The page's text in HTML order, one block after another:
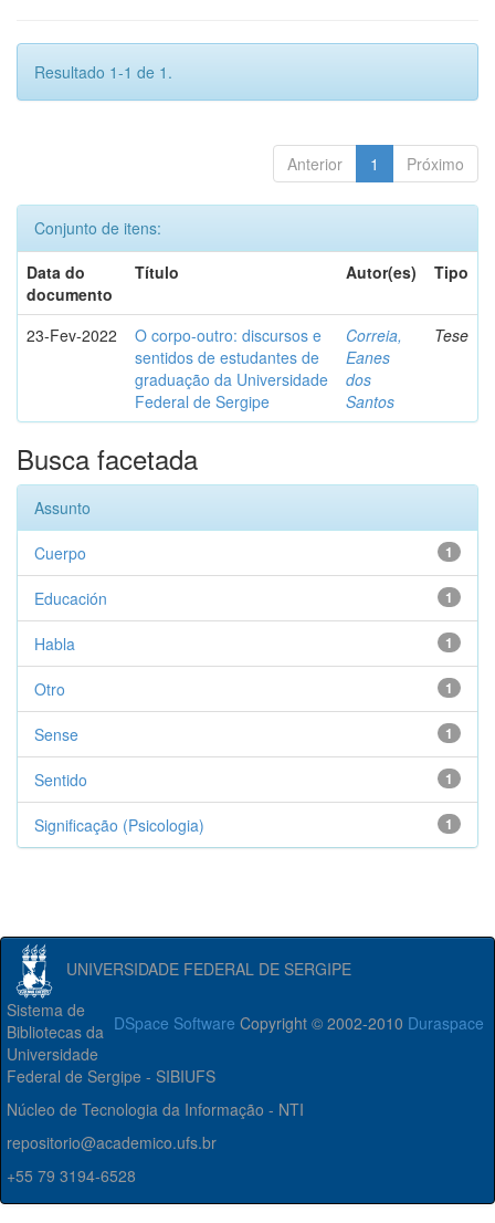
Resultado 1-1 de 1.
Anterior 1 Próximo
Conjunto de itens:
Data do
documento
Título Autor(es) Tipo
23-Fev-2022
O corpo-outro: discursos e
sentidos de estudantes de
graduação da Universidade
Federal de Sergipe
Correia,
Eanes
dos
Santos
Tese
Busca facetada
Assunto
1
Cuerpo
1
Educación
1
Habla
1
Otro
1
Sense
1
Sentido
1
Significação (Psicologia)
UNIVERSIDADE FEDERAL DE SERGIPE
DSpace Software Copyright © 2002-2010 Duraspace
Sistema de
Bibliotecas da
Universidade
Federal de Sergipe - SIBIUFS
Núcleo de Tecnologia da Informação - NTI
repositorio@academico.ufs.br
+55 79 3194-6528